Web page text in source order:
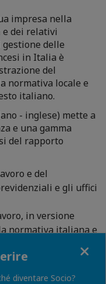
impresa nella
e dei relativi
delle
in Italia è
del
normativa locale e
italiano.
- inglese) mette a
e una gamma
del rapporto
e del
e gli uffici
in versione
normativa italiana e
mensili.
contributi e delle
diventare Socio?